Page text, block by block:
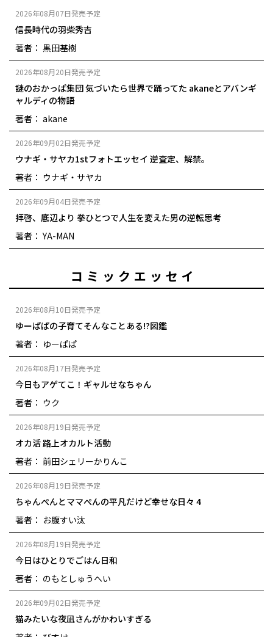
2026年08月07日発売予定
信長時代の羽柴秀吉
著者： 黒田基樹
2026年08月20日発売予定
謎のおかっぱ集団 気づいたら世界で踊ってた akaneとアバンギ
ャルディの物語
著者： akane
2026年09月02日発売予定
ウナギ・サヤカ1stフォトエッセイ 逆査定、解禁。
著者： ウナギ・サヤカ
2026年09月04日発売予定
拝啓、底辺より 拳ひとつで人生を変えた男の逆転思考
著者： YA-MAN
コミックエッセイ
2026年08月10日発売予定
ゆーぱぱの子育てそんなことある!?図鑑
著者： ゆーぱぱ
2026年08月17日発売予定
今日もアゲてこ！ギャルせなちゃん
著者： ウク
2026年08月19日発売予定
オカ活 路上オカルト活動
著者： 前田シェリーかりんこ
2026年08月19日発売予定
ちゃんぺんとママぺんの平凡だけど幸せな日々 4
著者： お腹すい汰
2026年08月19日発売予定
今日はひとりでごはん日和
著者： のもとしゅうへい
2026年09月02日発売予定
猫みたいな夜凪さんがかわいすぎる